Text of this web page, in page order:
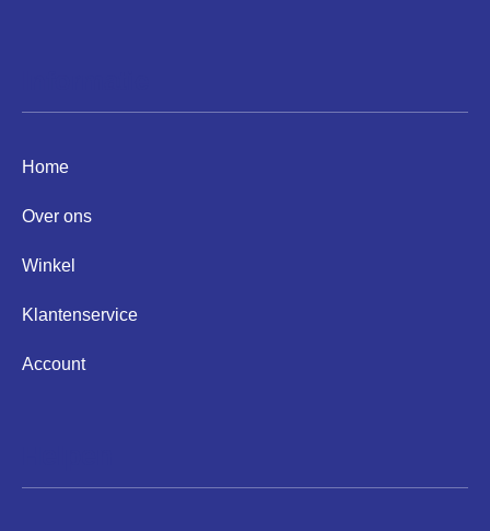
Home
Over ons
Winkel
Klantenservice
Account